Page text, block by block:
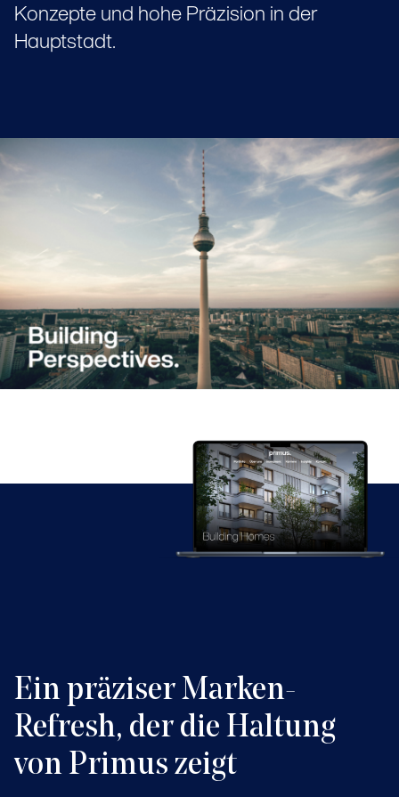
Konzepte und hohe Präzision in der
Hauptstadt.
Ein präziser Marken-
Refresh, der die Haltung
von Primus zeigt